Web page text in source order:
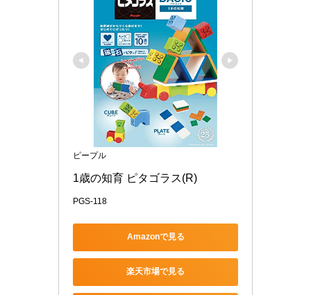
ピープル
1歳の知育 ピタゴラス(R)
PGS-118
Amazonで見る
楽天市場で見る